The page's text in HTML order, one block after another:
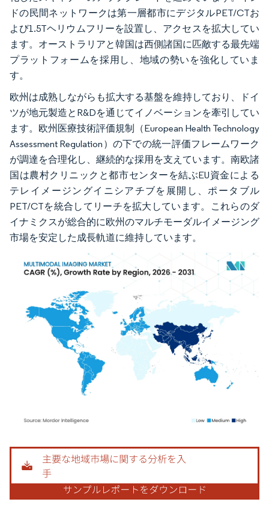
ドの民間ネットワークは第一層都市にデジタルPET/CTお
よび1.5Tヘリウムフリーを設置し、アクセスを拡大してい
ます。オーストラリアと韓国は西側諸国に匹敵する最先端
プラットフォームを採用し、地域の勢いを強化していま
す。
欧州は成熟しながらも拡大する基盤を維持しており、ドイ
ツが地元製造とR&Dを通じてイノベーションを牽引してい
ます。欧州医療技術評価規制（European Health Technology
Assessment Regulation）の下での統一評価フレームワーク
が調達を合理化し、継続的な採用を支えています。南欧諸
国は農村クリニックと都市センターを結ぶEU資金による
テレイメージングイニシアチブを展開し、ポータブル
PET/CTを統合してリーチを拡大しています。これらのダ
イナミクスが総合的に欧州のマルチモーダルイメージング
市場を安定した成長軌道に維持しています。
画像 © Mordor Intelligence。再利用にはCC BY 4.0の表示が必要です。